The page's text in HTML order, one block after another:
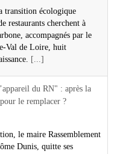
transition écologique
restaurants cherchent à
accompagnés par le
Val de Loire, huit
[...]
du RN" : après la
le remplacer ?
le maire Rassemblement
Dunis, quitte ses